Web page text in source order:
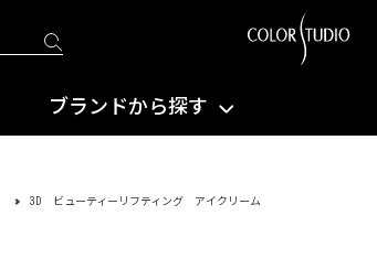
ブランドから探す
3D ビューティーリフティング アイクリーム